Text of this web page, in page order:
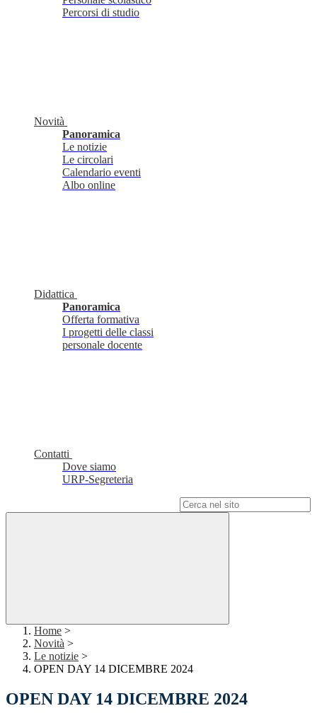
Percorsi di studio
Novità
Panoramica
Le notizie
Le circolari
Calendario eventi
Albo online
Didattica
Panoramica
Offerta formativa
I progetti delle classi
personale docente
Contatti
Dove siamo
URP-Segreteria
Home >
Novità >
Le notizie >
OPEN DAY 14 DICEMBRE 2024
OPEN DAY 14 DICEMBRE 2024